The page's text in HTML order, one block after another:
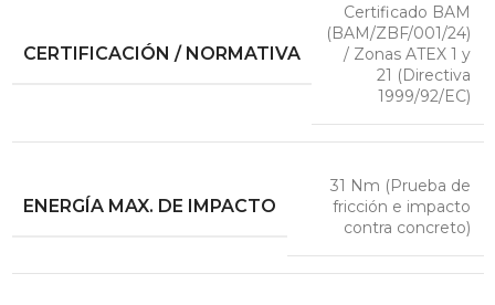
CERTIFICACIÓN / NORMATIVA
Certificado BAM
(BAM/ZBF/001/24)
/ Zonas ATEX 1 y
21 (Directiva
1999/92/EC)
ENERGÍA MAX. DE IMPACTO
31 Nm (Prueba de
fricción e impacto
contra concreto)